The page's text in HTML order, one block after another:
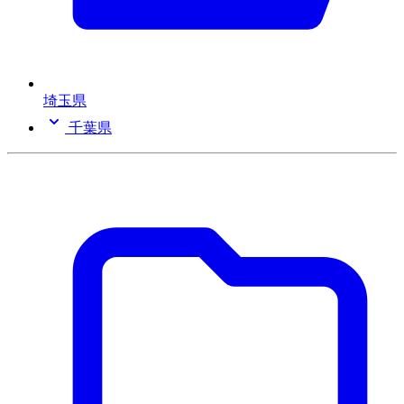
埼玉県
千葉県